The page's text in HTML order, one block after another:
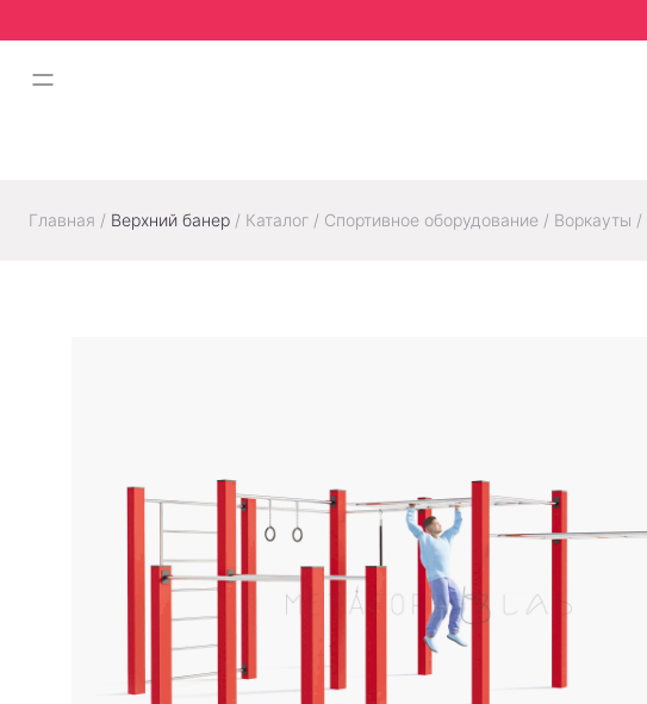
Главная / Верхний банер / Каталог / Спортивное оборудование / Воркауты /